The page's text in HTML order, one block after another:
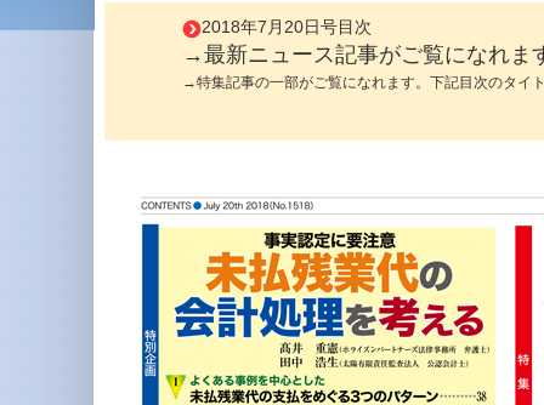
2018年7月20日号目次
→最新ニュース記事がご覧になれま
→特集記事の一部がご覧になれます。下記目次のタイ